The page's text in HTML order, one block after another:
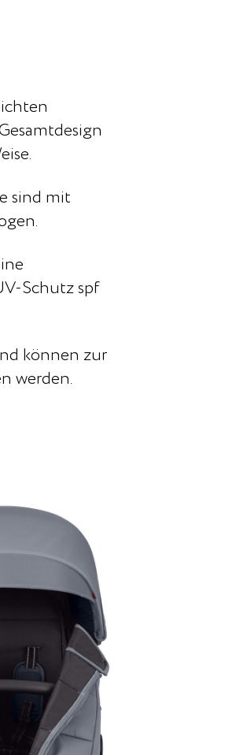
sind mit
Schutz spf
können zur
werden.